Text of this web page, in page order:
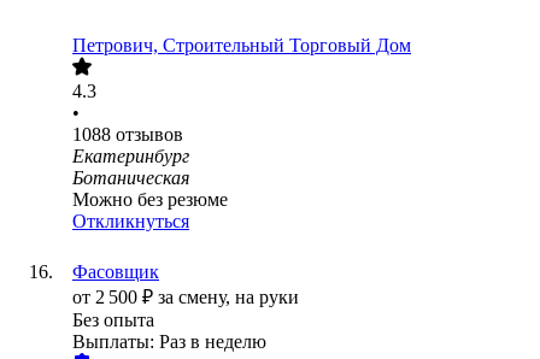
Петрович, Строительный Торговый Дом
4.3
•
1088 отзывов
Екатеринбург
Ботаническая
Можно без резюме
Откликнуться
Фасовщик
от 2 500 ₽ за смену, на руки
Без опыта
Выплаты: Раз в неделю